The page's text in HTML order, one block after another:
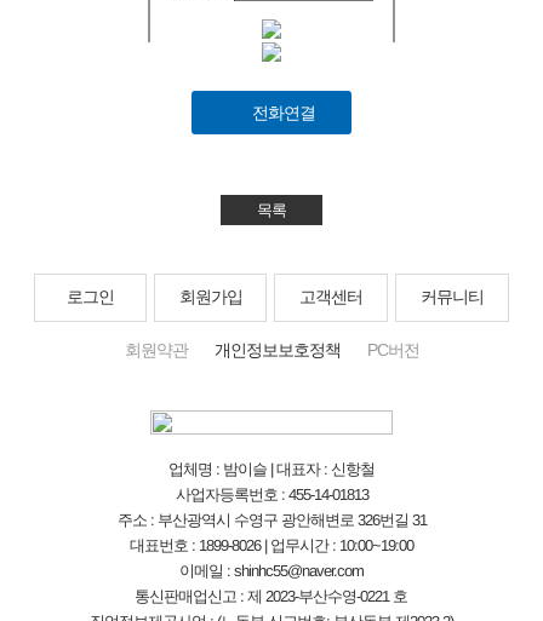
전화연결
목록
로그인 회원가입 고객센터 커뮤니티
회원약관 개인정보보호정책 PC버전
업체명 : 밤이슬 | 대표자 : 신항철
사업자등록번호 : 455-14-01813
주소 : 부산광역시 수영구 광안해변로 326번길 31
대표번호 : 1899-8026 | 업무시간 : 10:00~19:00
이메일 : shinhc55@naver.com
통신판매업신고 : 제 2023-부산수영-0221 호